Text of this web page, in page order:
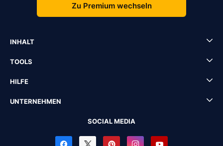
Zu Premium wechseln
INHALT
TOOLS
HILFE
UNTERNEHMEN
SOCIAL MEDIA